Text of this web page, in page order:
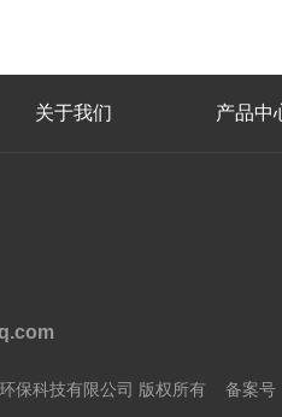
关于我们 产品中
保科技有限公司 版权所有 备案号